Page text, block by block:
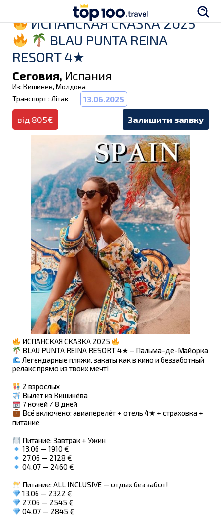
ИСПАНСКАЯ СКАЗКА 2025
BLAU PUNTA REINA
RESORT 4★
Сеговия, Испания
Из: Кишинев, Молдова
Транспорт : Літак
13.06.2025
від 805€ Залишити заявку
ИСПАНСКАЯ СКАЗКА 2025
BLAU PUNTA REINA RESORT 4★ – Пальма-де-Майорка
Легендарные пляжи, закаты как в кино и беззаботный
релакс прямо из твоих мечт!
2 взрослых
Вылет из Кишинёва
7 ночей / 8 дней
Всё включено: авиаперелёт + отель 4★ + страховка +
питание
Питание: Завтрак + Ужин
13.06 — 1910 €
27.06 — 2128 €
04.07 — 2460 €
Питание: ALL INCLUSIVE — отдых без забот!
13.06 — 2322 €
27.06 — 2545 €
04.07 — 2845 €